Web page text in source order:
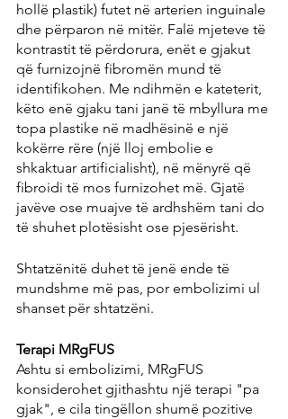
hollë plastik) futet në arterien inguinale
dhe përparon në mitër. Falë mjeteve të
kontrastit të përdorura, enët e gjakut
që furnizojnë fibromën mund të
identifikohen. Me ndihmën e kateterit,
këto enë gjaku tani janë të mbyllura me
topa plastike në madhësinë e një
kokërre rëre (një lloj embolie e
shkaktuar artificialisht), në mënyrë që
fibroidi të mos furnizohet më. Gjatë
javëve ose muajve të ardhshëm tani do
të shuhet plotësisht ose pjesërisht.
Shtatzënitë duhet të jenë ende të
mundshme më pas, por embolizimi ul
shanset për shtatzëni.
Terapi MRgFUS
Ashtu si embolizimi, MRgFUS
konsiderohet gjithashtu një terapi "pa
gjak", e cila tingëllon shumë pozitive